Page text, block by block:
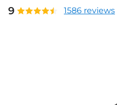
9
1586 reviews